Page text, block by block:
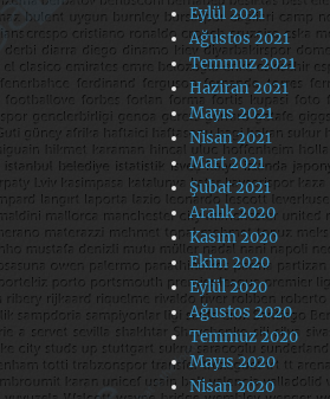
Eylül 2021
Ağustos 2021
Temmuz 2021
Haziran 2021
Mayıs 2021
Nisan 2021
Mart 2021
Şubat 2021
Aralık 2020
Kasım 2020
Ekim 2020
Eylül 2020
Ağustos 2020
Temmuz 2020
Mayıs 2020
Nisan 2020